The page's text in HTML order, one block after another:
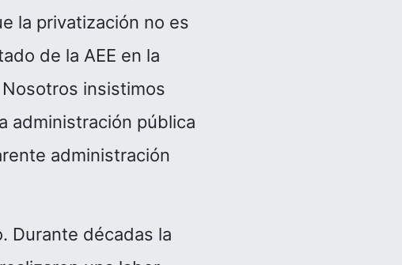
la privatización no es
de la AEE en la
insistimos
administración pública
administración
Durante décadas la